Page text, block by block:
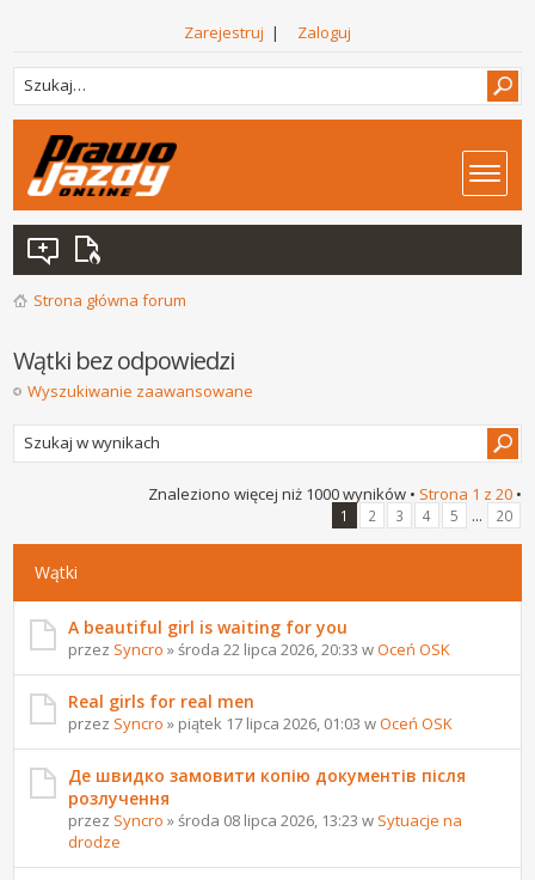
Zarejestruj | Zaloguj
Strona główna forum
Wątki bez odpowiedzi
Wyszukiwanie zaawansowane
Znaleziono więcej niż 1000 wyników • Strona 1 z 20•
1 2 3 4 5 ... 20
Wątki
A beautiful girl is waiting for you
przez Syncro » środa 22 lipca 2026, 20:33 wOceń OSK
Real girls for real men
przez Syncro » piątek 17 lipca 2026, 01:03 wOceń OSK
Де швидко замовити копію документів після
розлучення
przez Syncro » środa 08 lipca 2026, 13:23 w Sytuacje na
drodze